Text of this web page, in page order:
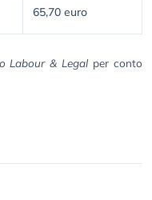
65,70 euro
Labour & Legal per conto